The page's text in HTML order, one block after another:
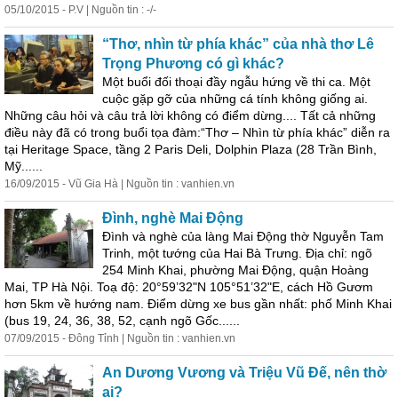
05/10/2015 - P.V | Nguồn tin : -/-
“Thơ, nhìn từ phía khác” của nhà thơ Lê
Trọng Phương có gì khác?
Một buổi đối thoại đầy ngẫu hứng về thi ca. Một
cuộc gặp gỡ của những cá tính không giống ai.
Những câu hỏi và câu trả lời không có điểm dừng.... Tất cả những
điều này đã có trong buổi tọa đàm:“Thơ – Nhìn từ phía khác” diễn ra
tại Heritage Space, tầng 2 Paris Deli, Dolphin Plaza (28 Trần Bình,
Mỹ......
16/09/2015 - Vũ Gia Hà | Nguồn tin : vanhien.vn
Đình, nghè Mai Động
Đình và nghè của làng Mai Động thờ Nguyễn Tam
Trinh, một tướng của Hai Bà Trưng. Địa chỉ: ngõ
254 Minh Khai, phường Mai Động, quận Hoàng
Mai, TP Hà Nội. Toạ độ: 20°59’32"N 105°51’32"E, cách Hồ Gươm
hơn 5km về hướng nam. Điểm dừng xe bus gần nhất: phố Minh Khai
(bus 19, 24, 36, 38, 52, cạnh ngõ Gốc......
07/09/2015 - Đông Tỉnh | Nguồn tin : vanhien.vn
An Dương Vương và Triệu Vũ Đế, nên thờ
ai?